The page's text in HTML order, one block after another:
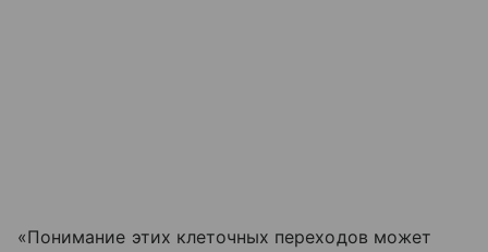
«Понимание этих клеточных переходов может